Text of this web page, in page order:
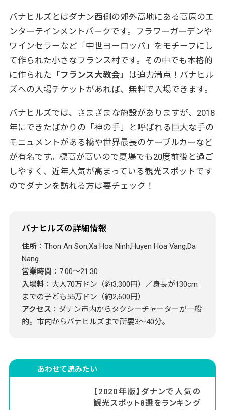
バナヒルズとはダナン西側の郊外高地にある高原のエ
ンターテインメントパークです。フラワーガーデンや
ワインセラーなど「中世ヨーロッパ」をモチーフにし
て作られた小さなフランス村です。その中でも本格的
に作られた 「フランス大教会」
は迫力満点！バナヒル
ズへの入場チケットがあれば、無料で入場できます。
バナヒルズでは、さまざまな施設がありますが、2018
年にできたばかりの「神の手」と呼ばれる巨大な手の
モニュメントがある橋や世界最長のケーブルカーなど
が有名です。標高が高いので夏場でも20度前後と過ご
しやすく、近年人気が高まっている観光スポットです
のでダナンを訪れる方は要チェック！
バナヒルズの詳細情報
住所：Thon An Son,Xa Hoa Ninh,Huyen Hoa Vang,Da
Nang
営業時間 ：7:00～21:30
入場料：大人70万ドン（約3,300円）／身長が130cm
までの子ども55万ドン（約2,600円）
アクセス ：ダナン市内からタクシーチャーターが一般
的。市内からバナヒルズまで所要3～40分。
あわせて読みたい
【2020年版】ダナンで人気の
観光スポット8選をランキング